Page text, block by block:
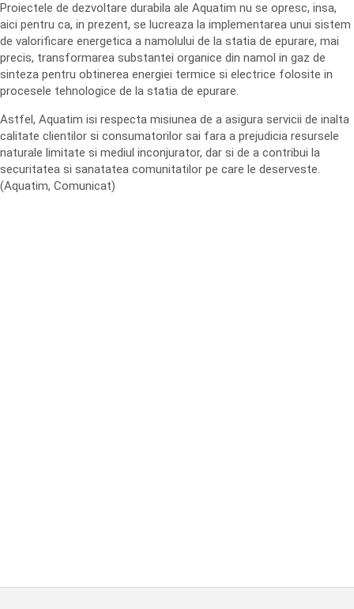
Proiectele de dezvoltare durabila ale Aquatim nu se opresc, insa,
aici pentru ca, in prezent, se lucreaza la implementarea unui sistem
de valorificare energetica a namolului de la statia de epurare, mai
precis, transformarea substantei organice din namol in gaz de
sinteza pentru obtinerea energiei termice si electrice folosite in
procesele tehnologice de la statia de epurare.
Astfel, Aquatim isi respecta misiunea de a asigura servicii de inalta
calitate clientilor si consumatorilor sai fara a prejudicia resursele
naturale limitate si mediul inconjurator, dar si de a contribui la
securitatea si sanatatea comunitatilor pe care le deserveste.
(Aquatim, Comunicat)